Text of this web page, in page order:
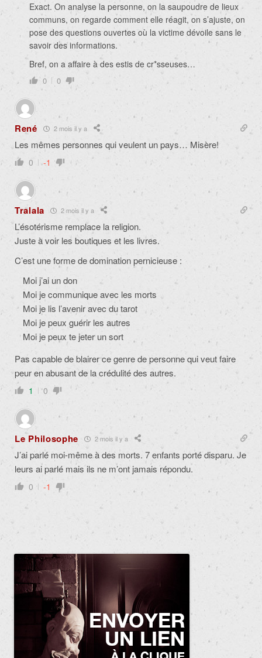
Exact. On analyse la personne, on la saupoudre de lieux
communs, on regarde comment elle réagit, on s’ajuste, on
pose des questions ouvertes où la victime dévoile sans le
savoir des informations.
Bref, on a affaire à des estis de cr*sseuses…
0 0
René 2 mois il y a
Les mêmes personnes qui veulent un pays… Misère!
0 -1
Tralala 2 mois il y a
L’ésotérisme remplace la religion.
Juste à voir les boutiques et les livres.
C’est une forme de domination pernicieuse :
Moi j’ai un don
Moi je communique avec les morts
Moi je lis l’avenir avec du tarot
Moi je peux guérir les autres
Moi je peux te jeter un sort
Pas capable de blairer ce genre de personne qui veut faire
peur en abusant de la crédulité des autres.
1 0
Le Philosophe 2 mois il y a
J’ai parlé moi-même à des morts. 7 enfants porté disparu. Je
leurs ai parlé mais ils ne m’ont jamais répondu.
0 -1